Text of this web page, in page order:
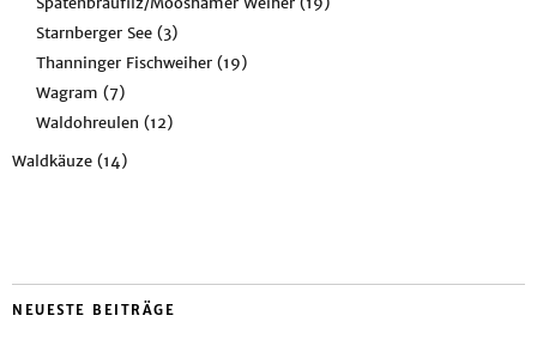
Starnberger See (3)
Thanninger Fischweiher (19)
Wagram (7)
Waldohreulen (12)
Waldkäuze (14)
NEUESTE BEITRÄGE